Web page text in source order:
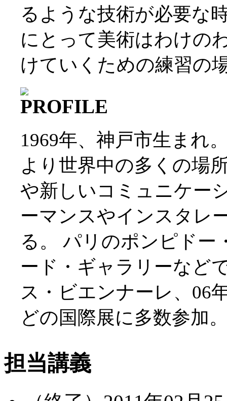
るような技術が必要な
にとって美術はわけの
けていくための練習の
1969年、神戸市生まれ
より世界中の多くの場
や新しいコミュニケー
ーマンスやインスタレ
る。 パリのポンピドー
ード・ギャラリーなど
ス・ビエンナーレ、06
どの国際展に多数参加
担当講義